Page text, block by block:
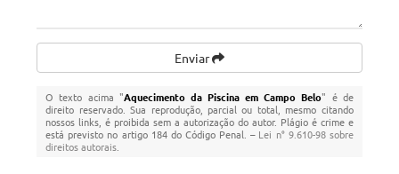
Enviar
O texto acima "Aquecimento da Piscina em Campo Belo" é de
direito reservado. Sua reprodução, parcial ou total, mesmo citando
nossos links, é proibida sem a autorização do autor. Plágio é crime e
está previsto no artigo 184 do Código Penal. – Lei n° 9.610-98 sobre
direitos autorais